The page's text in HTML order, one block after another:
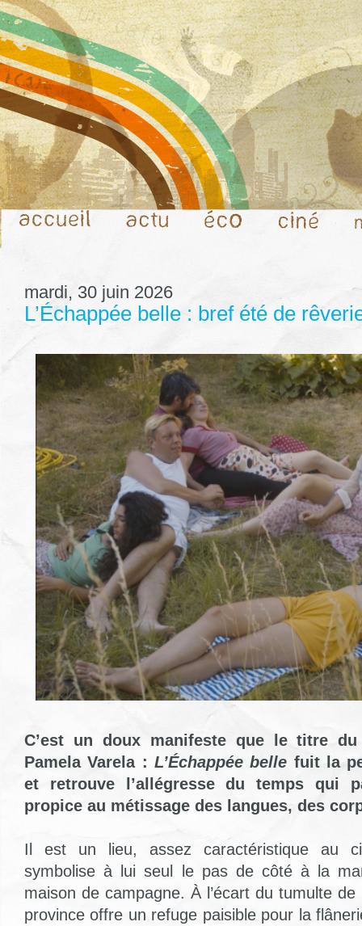
mardi, 30 juin 2026
L’Échappée belle : bref été de
C’est un doux manifeste que le titre
Pamela Varela : L’Échappée belle fuit la
et retrouve l’allégresse du temps qui
propice au métissage des langues, des
Il est un lieu, assez caractéristique au
symbolise à lui seul le pas de côté à la
maison de campagne. À l’écart du tumulte
province offre un refuge paisible pour la